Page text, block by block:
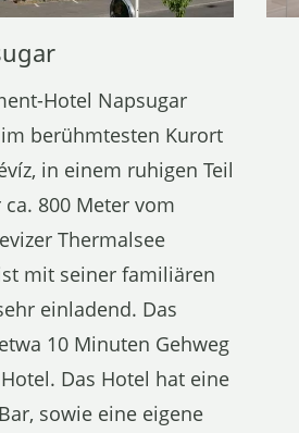
Hotel Napsugar
berühmtesten Kurort
in einem ruhigen Teil
800 Meter vom
Thermalsee
mit seiner familiären
einladend. Das
10 Minuten Gehweg
Das Hotel hat eine
sowie eine eigene